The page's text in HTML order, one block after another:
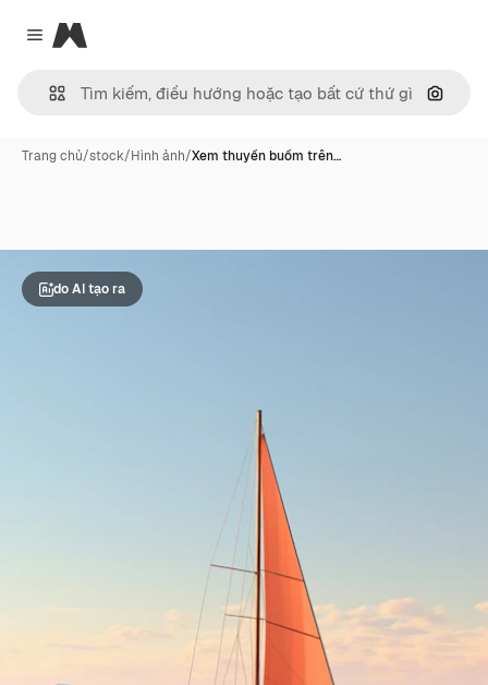
Close menu
Magnific
Tìm
Trang chủ/stock/Hình ảnh/Xem thuyền buồm trên…
do AI tạo ra